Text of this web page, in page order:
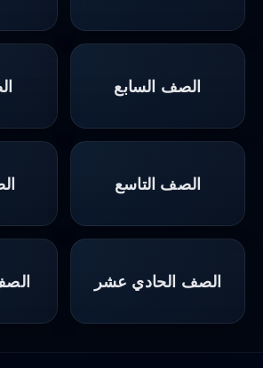
الصف السابع
الصف التاسع
الصف الحادي عشر